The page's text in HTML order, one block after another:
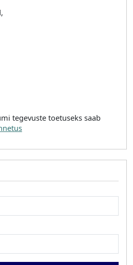
tegevuste toetuseks saab